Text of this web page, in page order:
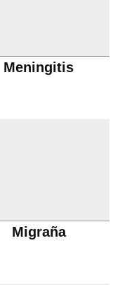
Meningitis
Migraña